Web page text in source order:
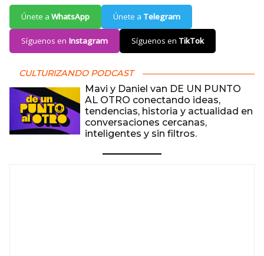
Únete a WhatsApp Únete a Telegram
Síguenos en Instagram Síguenos en TikTok
CULTURIZANDO PODCAST
Mavi y Daniel van DE UN PUNTO
AL OTRO conectando ideas,
tendencias, historia y actualidad en
conversaciones cercanas,
inteligentes y sin filtros.